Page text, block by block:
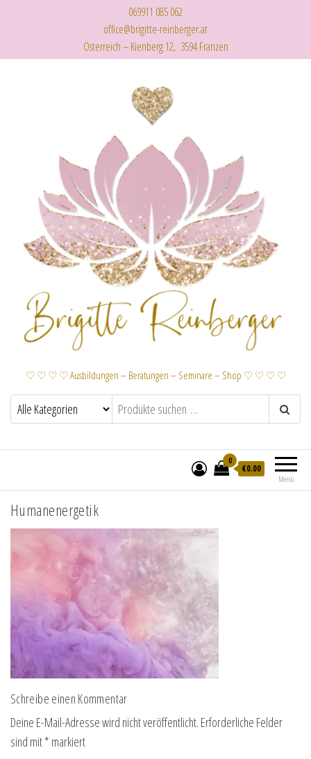
069911 085 062
office@brigitte-reinberger.at
Österreich – Kienberg 12, 3594 Franzen
♡ ♡ ♡ ♡ Ausbildungen – Beratungen – Seminare – Shop ♡ ♡ ♡ ♡
Menü
0
€0.00
Humanenergetik
Schreibe einen Kommentar
Deine E-Mail-Adresse wird nicht veröffentlicht. Erforderliche Felder
sind mit* markiert